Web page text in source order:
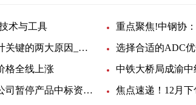
术与工具
为什么自适应均衡器是收发器设计关键的两大原因_环球短讯 选择合适的ADC
格全线上涨
华隆电力电缆因质量问题在蒙东公司暂停产品中标资格6个月_世界热议 焦点速递！12月